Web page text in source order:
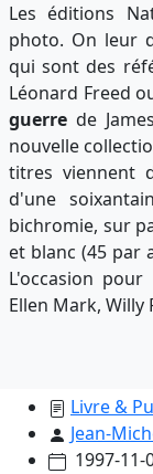
Les éditions
photo. On leur
qui sont des
Léonard Freed
guerre de
nouvelle
titres viennent
d'une
bichromie, sur
et blanc (45 par
L'occasion
Ellen Mark, Willy
Livre &
Jean-
1997-11-